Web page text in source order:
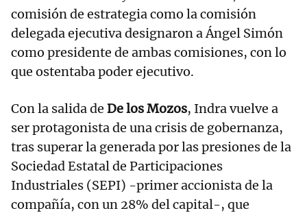
comisión de estrategia como la comisión
delegada ejecutiva designaron a Ángel Simón
como presidente de ambas comisiones, con lo
que ostentaba poder ejecutivo.
Con la salida de De los Mozos, Indra vuelve a
ser protagonista de una crisis de gobernanza,
tras superar la generada por las presiones de la
Sociedad Estatal de Participaciones
Industriales (SEPI) -primer accionista de la
compañía, con un 28% del capital-, que